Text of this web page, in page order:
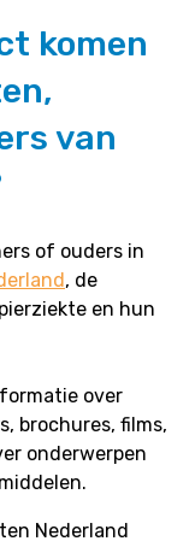
komen
van
of ouders in
, de
en hun
over
brochures, films,
onderwerpen
Nederland